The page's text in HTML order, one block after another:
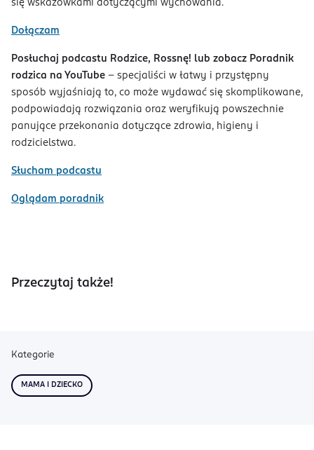
się wskazówkami dotyczącymi wychowania.
Dołączam
Posłuchaj podcastu Rodzice, Rossnę! lub zobacz Poradnik
rodzica na YouTube – specjaliści w łatwy i przystępny
sposób wyjaśniają to, co może wydawać się skomplikowane,
podpowiadają rozwiązania oraz weryfikują powszechnie
panujące przekonania dotyczące zdrowia, higieny i
rodzicielstwa.
Słucham podcastu
Oglądam poradnik
Przeczytaj także!
Kategorie
MAMA I DZIECKO